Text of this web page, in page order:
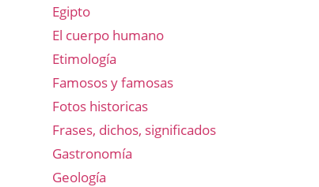
Egipto
El cuerpo humano
Etimología
Famosos y famosas
Fotos historicas
Frases, dichos, significados
Gastronomía
Geología